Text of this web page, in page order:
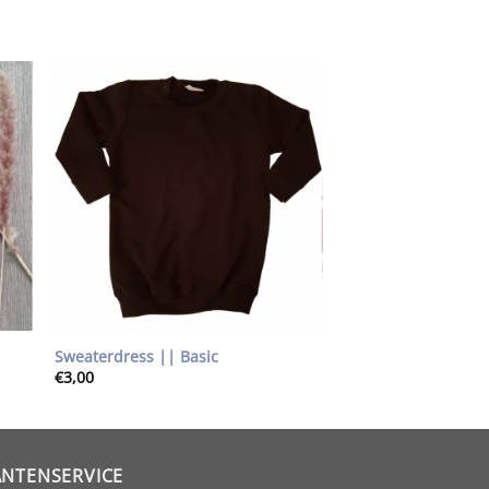
wenslijst
Sweaterdress || Basic
€3,00